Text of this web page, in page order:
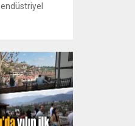
restitüsyon
Yapının ayağa
hazır
TL’yi bulan
arayışları
Kültürel